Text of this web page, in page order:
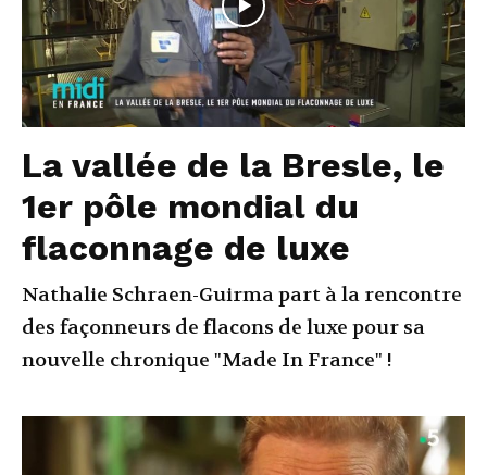
La vallée de la Bresle, le
1er pôle mondial du
flaconnage de luxe
Nathalie Schraen-Guirma part à la rencontre
des façonneurs de flacons de luxe pour sa
nouvelle chronique "Made In France" !